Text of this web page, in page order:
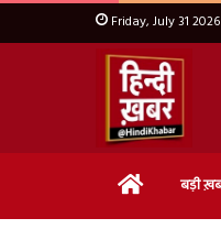
Friday, July 31 2026
Home बड़ी